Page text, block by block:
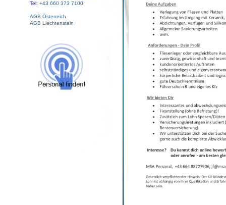
Tel: +43 660 373 7100
AGB Österreich
AGB Liechtenstein